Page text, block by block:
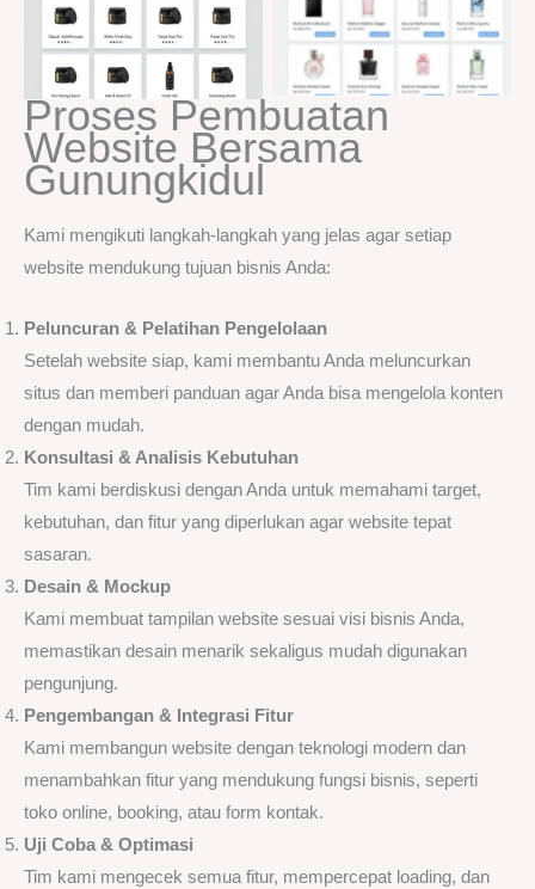
Proses Pembuatan
Website Bersama
Gunungkidul
Kami mengikuti langkah-langkah yang jelas agar setiap
website mendukung tujuan bisnis Anda:
Peluncuran & Pelatihan Pengelolaan
Setelah website siap, kami membantu Anda meluncurkan
situs dan memberi panduan agar Anda bisa mengelola konten
dengan mudah.
Konsultasi & Analisis Kebutuhan
Tim kami berdiskusi dengan Anda untuk memahami target,
kebutuhan, dan fitur yang diperlukan agar website tepat
sasaran.
Desain & Mockup
Kami membuat tampilan website sesuai visi bisnis Anda,
memastikan desain menarik sekaligus mudah digunakan
pengunjung.
Pengembangan & Integrasi Fitur
Kami membangun website dengan teknologi modern dan
menambahkan fitur yang mendukung fungsi bisnis, seperti
toko online, booking, atau form kontak.
Uji Coba & Optimasi
Tim kami mengecek semua fitur, mempercepat loading, dan